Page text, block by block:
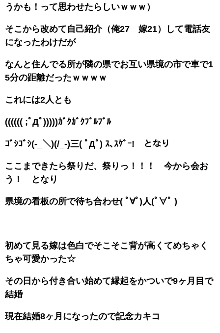
うかも！って思わせたらしいｗｗｗ）
そこから改めて自己紹介（俺27 嫁21）して電話友
になったわけだが
なんと住んでる所が隣の県でお互い県境の市で車で1
5分の距離だったｗｗｗｗ
これには2人とも
(((((( ;ﾟДﾟ)))))ｶﾞｸｶﾞｸﾌﾞﾙﾌﾞﾙ
ｺﾞｼｺﾞｼ(-_＼)(/_-)三( ﾟДﾟ) ｽ､ｽｹﾞｰ! となり
ここまできたら祭りだ、祭りっ！！！ 今から会お
う！ となり
県境の看板の所で待ち合わせ( ﾟ∀ﾟ)人(ﾟ∀ﾟ )
初めて見る嫁は色白でそこそこ背が高くてめちゃく
ちゃ可愛かった☆
その日から付き合い始めて縁起をかついで9ヶ月目で
結婚
現在結婚8ヶ月になったので記念カキコ